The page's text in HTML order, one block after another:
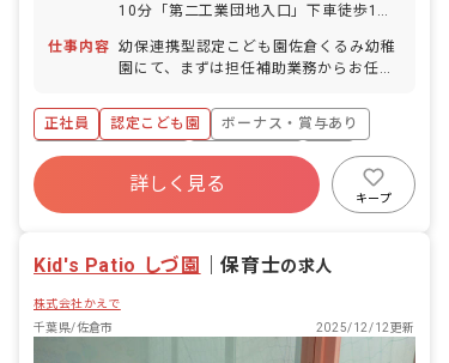
10分「第二工業団地入口」下車徒歩1分
10分「南部保健センター」下車徒歩3分
佐倉ICより自動車で2分程度 ■マイカ
仕事内容 幼保連携型認定こども園佐倉くるみ幼稚
園にて、まずは担任補助業務からお任せ
担任（0～2歳児は担当制）をお任せする
予定です。 ■具体的な仕事内容 ・担任の
先生のサポート業務 ・園内や屋外の環境
整備・室内清掃 ・バス添乗、延長保育
（16:30～17:00の間に担当者と交代し
正社員 認定こども園
ボーナス・賞与あり
年間休日120日以上
社会保険完備
残業少なめ
昇給昇進あり
詳しく見る
キープ
Kid's Patio しづ園 ｜保育士の求人
株式会社かえで
千葉県/佐倉市
2025/12/12更新